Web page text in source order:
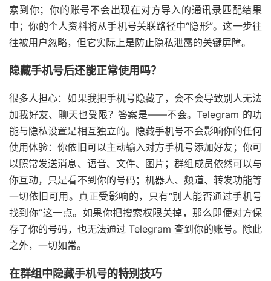
索到你；你的账号不会出现在对方导入的通讯录匹配结果
中；你的个人资料将从手机号关联路径中“隐形”。这一步往
往被用户忽略，但它实际上是防止隐私泄露的关键屏障。
隐藏手机号后还能正常使用吗？
很多人担心：如果我把手机号隐藏了，会不会导致别人无法
加我好友、聊天也受限？答案是——不会。Telegram 的功
能与隐私设置是相互独立的。隐藏手机号不会影响你的任何
使用体验：你依旧可以主动输入对方手机号添加好友；你可
以照常发送消息、语音、文件、图片；群组成员依然可以与
你互动，只是看不到你的号码；机器人、频道、转发功能等
一切依旧可用。真正受影响的，只有“别人能否通过手机号
找到你”这一点。如果你把搜索权限关掉，那么即便对方保
存了你的号码，也无法通过 Telegram 查到你的账号。除此
之外，一切如常。
在群组中隐藏手机号的特别技巧